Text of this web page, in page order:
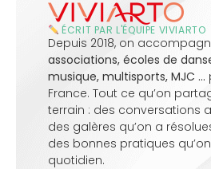
ÉCRIT PAR L'ÉQUIPE VIVIARTO
Depuis 2018, on
associations, écoles de
musique, multisports, MJC …
France. Tout ce qu’on
terrain : des conversations
des galères qu’on a
des bonnes pratiques
quotidien.